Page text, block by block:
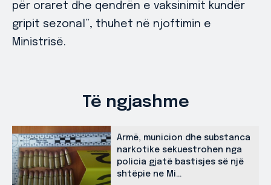
për oraret dhe qendrën e vaksinimit kundër
gripit sezonal”, thuhet në njoftimin e
Ministrisë.
Të ngjashme
Armë, municion dhe substanca
narkotike sekuestrohen nga
policia gjatë bastisjes së një
shtëpie ne Mi...